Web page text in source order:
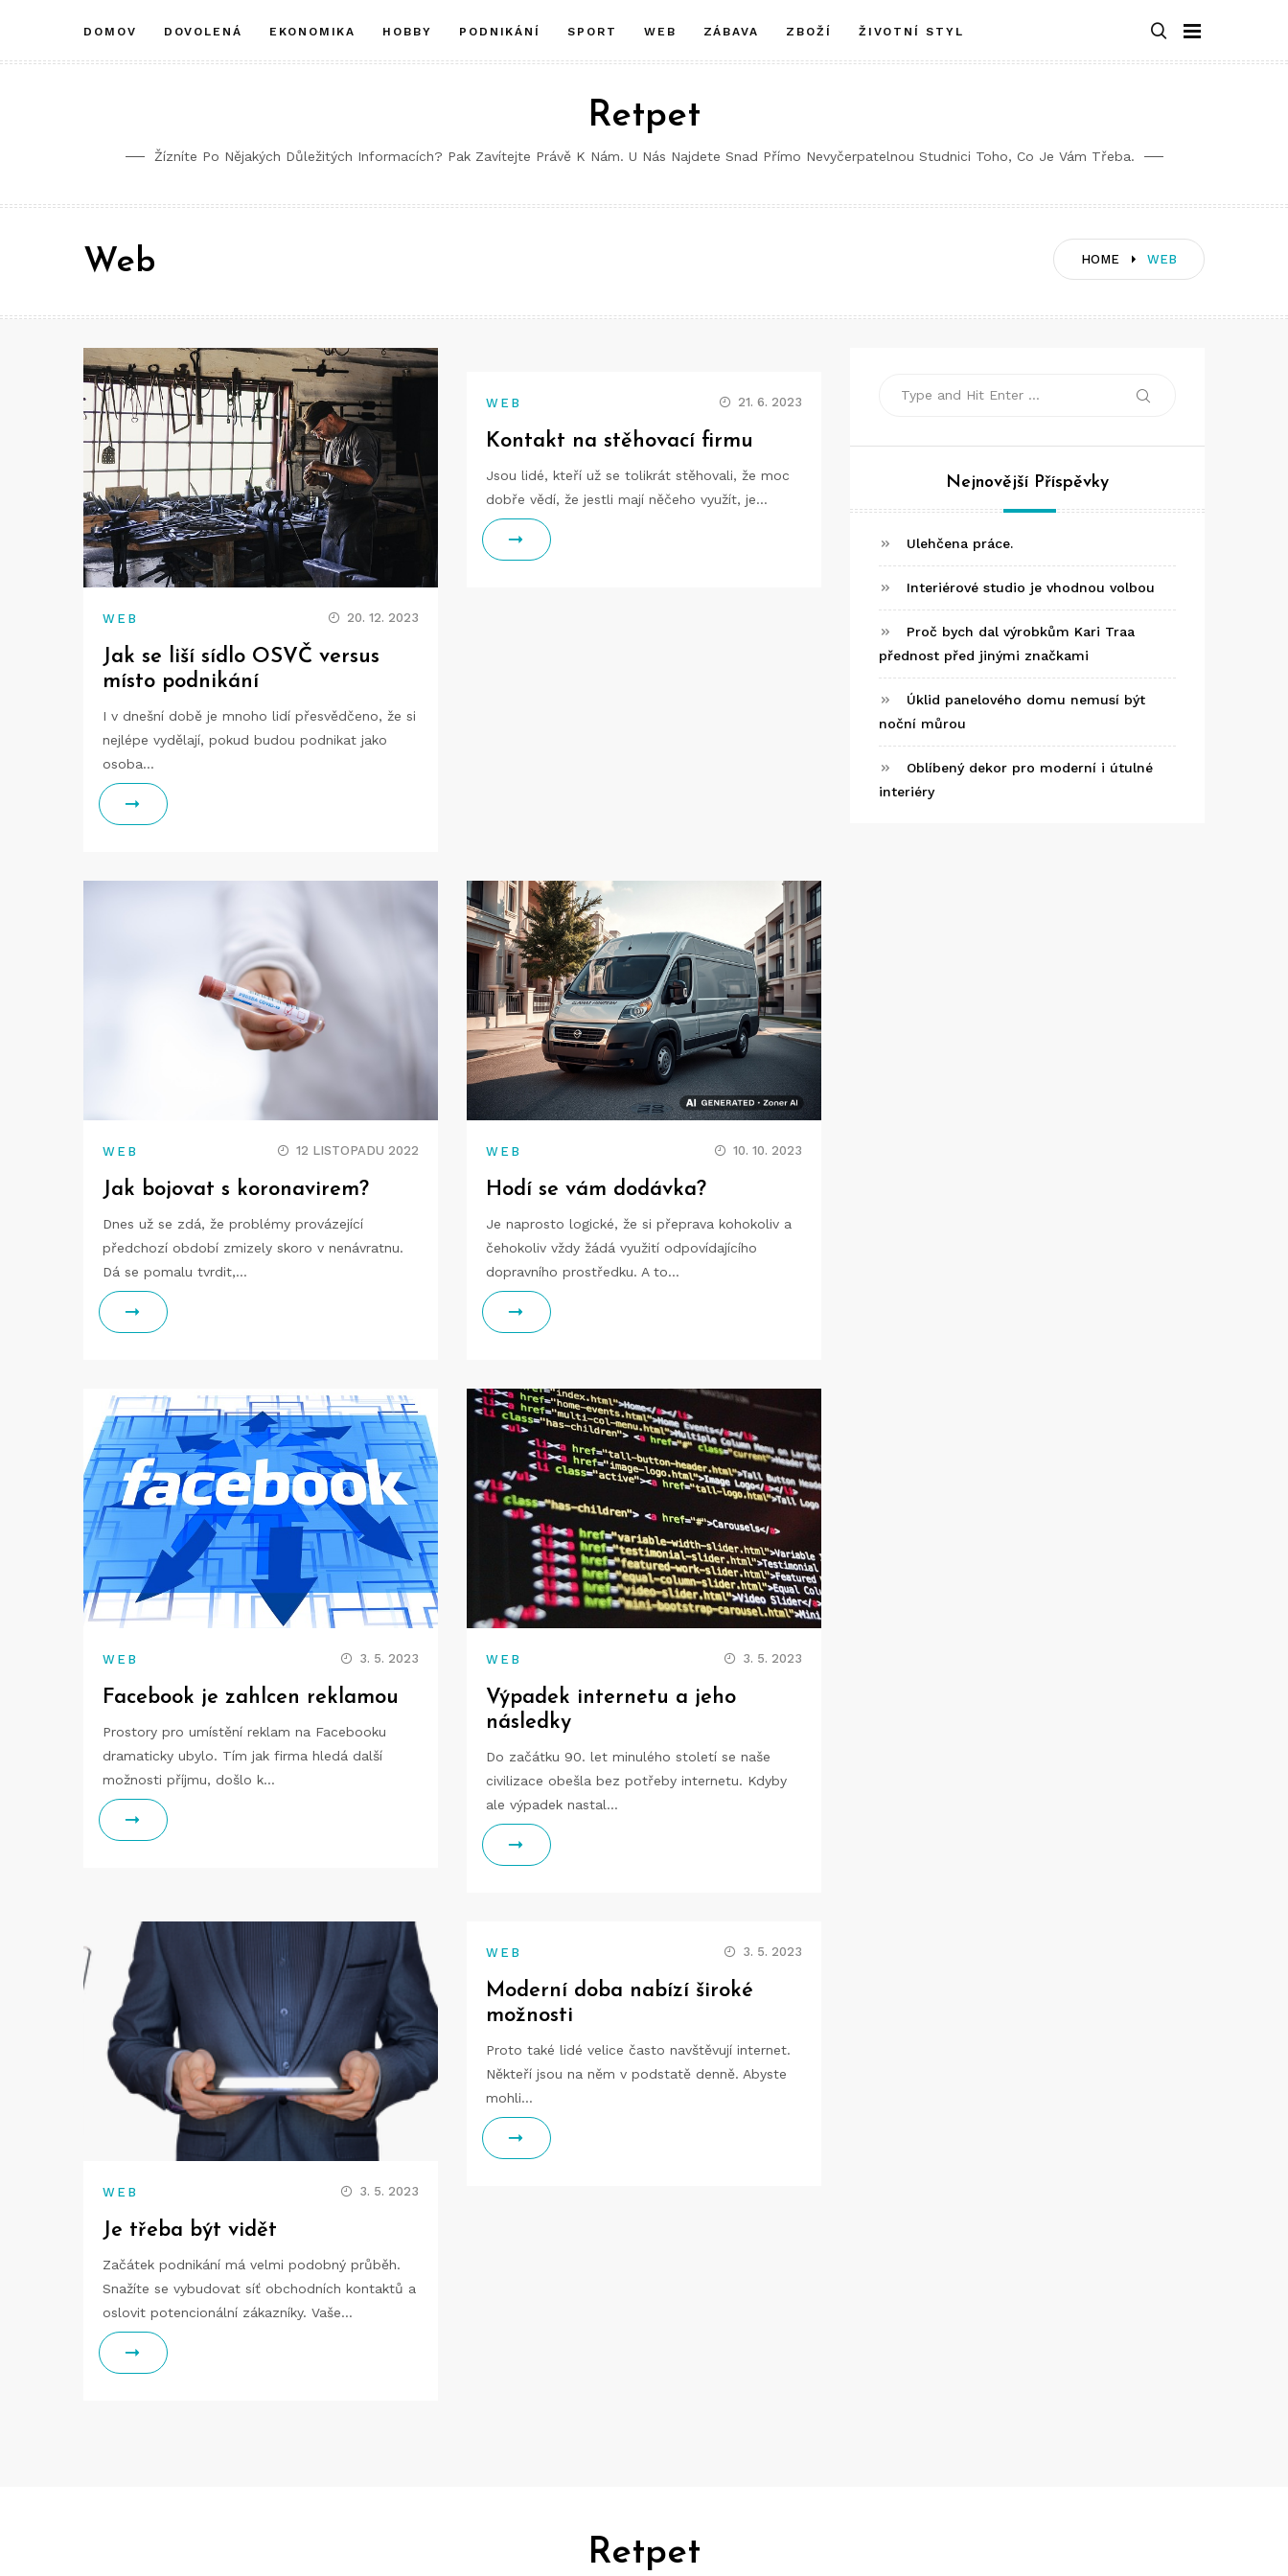
DOMOV DOVOLENÁ EKONOMIKA HOBBY PODNIKÁNÍ SPORT WEB ZÁBAVA ZBOŽÍ ŽIVOTNÍ STYL
Retpet
Žízníte Po Nějakých Důležitých Informacích? Pak Zavítejte Právě K Nám. U Nás Najdete Snad Přímo Nevyčerpatelnou Studnici Toho, Co Je Vám Třeba.
HOME WEB
Web
WEB 20. 12. 2023
Jak se liší sídlo OSVČ versus
místo podnikání
I v dnešní době je mnoho lidí přesvědčeno, že si
nejlépe vydělají, pokud budou podnikat jako
osoba…
WEB 21. 6. 2023
Kontakt na stěhovací firmu
Jsou lidé, kteří už se tolikrát stěhovali, že moc
dobře vědí, že jestli mají něčeho využít, je…
WEB 12 LISTOPADU 2022
Jak bojovat s koronavirem?
Dnes už se zdá, že problémy provázející
předchozí období zmizely skoro v nenávratnu.
Dá se pomalu tvrdit,…
WEB 10. 10. 2023
Hodí se vám dodávka?
Je naprosto logické, že si přeprava kohokoliv a
čehokoliv vždy žádá využití odpovídajícího
dopravního prostředku. A to…
WEB 3. 5. 2023
Facebook je zahlcen reklamou
Prostory pro umístění reklam na Facebooku
dramaticky ubylo. Tím jak firma hledá další
možnosti příjmu, došlo k…
WEB 3. 5. 2023
Výpadek internetu a jeho
následky
Do začátku 90. let minulého století se naše
civilizace obešla bez potřeby internetu. Kdyby
ale výpadek nastal…
WEB 3. 5. 2023
Je třeba být vidět
Začátek podnikání má velmi podobný průběh.
Snažíte se vybudovat síť obchodních kontaktů a
oslovit potencionální zákazníky. Vaše…
WEB 3. 5. 2023
Moderní doba nabízí široké
možnosti
Proto také lidé velice často navštěvují internet.
Někteří jsou na něm v podstatě denně. Abyste
mohli…
Search
Nejnovější Příspěvky
Ulehčena práce.
Interiérové studio je vhodnou volbou
Proč bych dal výrobkům Kari Traa
přednost před jinými značkami
Úklid panelového domu nemusí být
noční můrou
Oblíbený dekor pro moderní i útulné
interiéry
Retpet